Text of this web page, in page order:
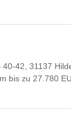
42, 31137
bis zu 27.780